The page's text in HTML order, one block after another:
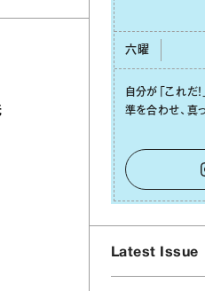
六曜
⾃分が「これだ
準を合わせ、真
ても、あれこれ
ズをそっと⼿放
う。そのブレな
で安定した成果
Latest Issue